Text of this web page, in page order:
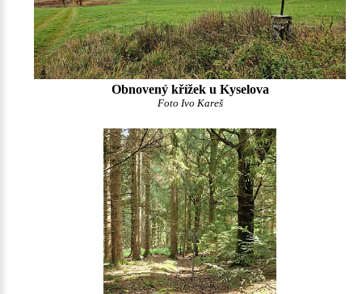
Obnovený křížek u Kyselova
Foto Ivo Kareš